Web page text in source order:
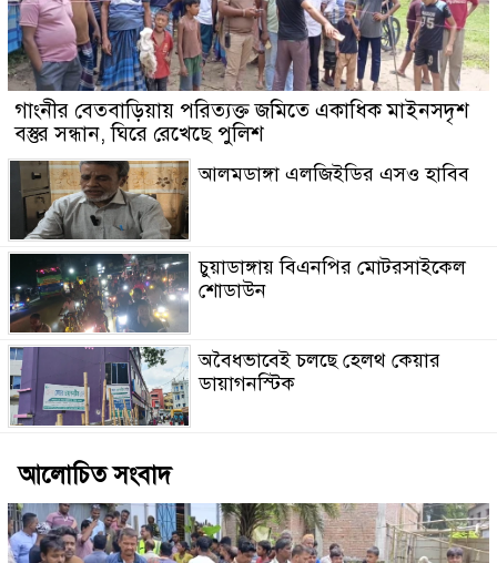
গাংনীর বেতবাড়িয়ায় পরিত্যক্ত জমিতে একাধিক মাইনসদৃশ
বস্তুর সন্ধান, ঘিরে রেখেছে পুলিশ
আলমডাঙ্গা এলজিইডির এসও হাবিব
চুয়াডাঙ্গায় বিএনপির মোটরসাইকেল
শোডাউন
অবৈধভাবেই চলছে হেলথ কেয়ার
ডায়াগনস্টিক
আলোচিত সংবাদ